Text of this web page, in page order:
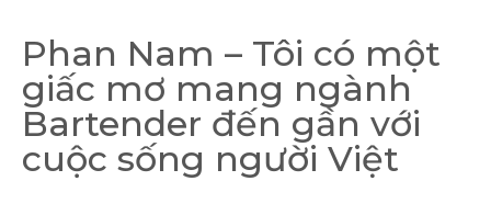
Phan Nam – Tôi có một
giấc mơ mang ngành
Bartender đến gần với
cuộc sống người Việt